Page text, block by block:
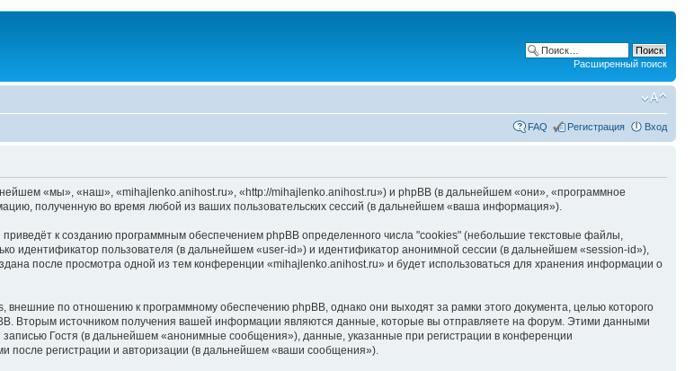
Расширенный поиск
FAQ Регистрация Вход
«мы», «наш», «mihajlenko.anihost.ru», «http://mihajlenko.anihost.ru») и phpBB (в дальнейшем «они», «программное
полученную во время любой из ваших пользовательских сессий (в дальнейшем «ваша информация»).
к созданию программным обеспечением phpBB определенного числа "cookies" (небольшие текстовые файлы,
идентификатор пользователя (в дальнейшем «user-id») и идентификатор анонимной сессии (в дальнейшем «session-id»),
после просмотра одной из тем конференции «mihajlenko.anihost.ru» и будет использоваться для хранения информации о
по отношению к программному обеспечению phpBB, однако они выходят за рамки этого документа, целью которого
Вторым источником получения вашей информации являются данные, которые вы отправляете на форум. Этими данными
Гостя (в дальнейшем «анонимные сообщения»), данные, указанные при регистрации в конференции
регистрации и авторизации (в дальнейшем «ваши сообщения»).